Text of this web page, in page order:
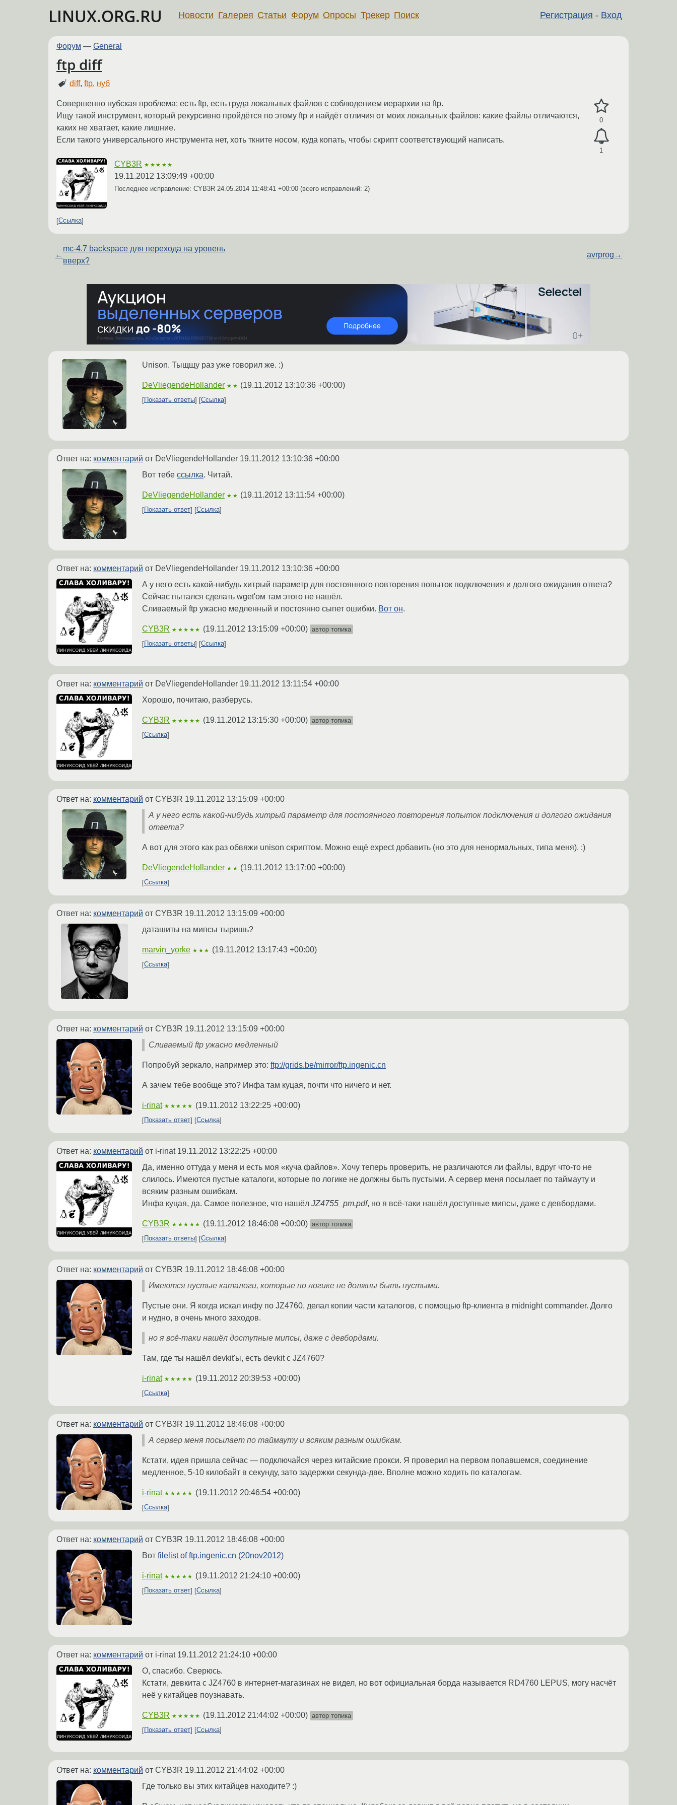
LINUX.ORG.RU Регистрация - Вход
Новости Галерея Статьи Форум Опросы Трекер Поиск
Форум — General
ftp diff
diff,ftp, нуб
0
1
Совершенно нубская проблема: есть ftp, есть груда локальных файлов с соблюдением иерархии на ftp.
Ищу такой инструмент, который рекурсивно пройдётся по этому ftp и найдёт отличия от моих локальных файлов: какие файлы отличаются,
каких не хватает, какие лишние.
Если такого универсального инструмента нет, хоть ткните носом, куда копать, чтобы скрипт соответствующий написать.
CYB3R ★★★★★
19.11.2012 13:09:49 +00:00
Последнее исправление: CYB3R 24.05.2014 11:48:41 +00:00 (всего исправлений: 2)
Ссылка
←
mc-4.7 backspace для перехода на уровень
вверх?
avrprog →
Unison. Тыщщу раз уже говорил же. :)
DeVliegendeHollander ★★ (19.11.2012 13:10:36 +00:00)
Показать ответы Ссылка
Ответ на: комментарий от DeVliegendeHollander 19.11.2012 13:10:36 +00:00
Вот тебе ссылка. Читай.
DeVliegendeHollander ★★ (19.11.2012 13:11:54 +00:00)
Показать ответ Ссылка
Ответ на: комментарий от DeVliegendeHollander 19.11.2012 13:10:36 +00:00
А у него есть какой-нибудь хитрый параметр для постоянного повторения попыток подключения и долгого ожидания ответа?
Сейчас пытался сделать wget'ом там этого не нашёл.
Сливаемый ftp ужасно медленный и постоянно сыпет ошибки. Вот он.
CYB3R ★★★★★ (19.11.2012 13:15:09 +00:00) автор топика
Показать ответы
Ссылка
Ответ на: комментарий от DeVliegendeHollander 19.11.2012 13:11:54 +00:00
Хорошо, почитаю, разберусь.
CYB3R ★★★★★ (19.11.2012 13:15:30 +00:00) автор топика
Ссылка
Ответ на: комментарий от CYB3R 19.11.2012 13:15:09 +00:00
А у него есть какой-нибудь хитрый параметр для постоянного повторения попыток подключения и долгого ожидания
ответа?
А вот для этого как раз обвяжи unison скриптом. Можно ещё expect добавить (но это для ненормальных, типа меня). :)
DeVliegendeHollander ★★ (19.11.2012 13:17:00 +00:00)
Ссылка
Ответ на: комментарий от CYB3R 19.11.2012 13:15:09 +00:00
даташиты на мипсы тыришь?
marvin_yorke ★★★ (19.11.2012 13:17:43 +00:00)
Ссылка
Ответ на: комментарий от CYB3R 19.11.2012 13:15:09 +00:00
Сливаемый ftp ужасно медленный
Попробуй зеркало, например это: ftp://grids.be/mirror/ftp.ingenic.cn
А зачем тебе вообще это? Инфа там куцая, почти что ничего и нет.
i-rinat ★★★★★ (19.11.2012 13:22:25 +00:00)
Показать ответ Ссылка
Ответ на: комментарий от i-rinat 19.11.2012 13:22:25 +00:00
Да, именно оттуда у меня и есть моя «куча файлов». Хочу теперь проверить, не различаются ли файлы, вдруг что-то не
слилось. Имеются пустые каталоги, которые по логике не должны быть пустыми. А сервер меня посылает по таймауту и
всяким разным ошибкам.
Инфа куцая, да. Самое полезное, что нашёл JZ4755_pm.pdf, но я всё-таки нашёл доступные мипсы, даже с девбордами.
CYB3R ★★★★★ (19.11.2012 18:46:08 +00:00) автор топика
Показать ответы
Ссылка
Ответ на: комментарий от CYB3R 19.11.2012 18:46:08 +00:00
Имеются пустые каталоги, которые по логике не должны быть пустыми.
Пустые они. Я когда искал инфу по JZ4760, делал копии части каталогов, с помощью ftp-клиента в midnight commander. Долго
и нудно, в очень много заходов.
но я всё-таки нашёл доступные мипсы, даже с девбордами.
Там, где ты нашёл devkit'ы, есть devkit с JZ4760?
i-rinat ★★★★★ (19.11.2012 20:39:53 +00:00)
Ссылка
Ответ на: комментарий от CYB3R 19.11.2012 18:46:08 +00:00
А сервер меня посылает по таймауту и всяким разным ошибкам.
Кстати, идея пришла сейчас — подключайся через китайские прокси. Я проверил на первом попавшемся, соединение
медленное, 5-10 килобайт в секунду, зато задержки секунда-две. Вполне можно ходить по каталогам.
i-rinat ★★★★★ (19.11.2012 20:46:54 +00:00)
Ссылка
Ответ на: комментарий от CYB3R 19.11.2012 18:46:08 +00:00
Вот filelist of ftp.ingenic.cn (20nov2012)
i-rinat ★★★★★ (19.11.2012 21:24:10 +00:00)
Показать ответ Ссылка
Ответ на: комментарий от i-rinat 19.11.2012 21:24:10 +00:00
О, спасибо. Сверюсь.
Кстати, девкита с JZ4760 в интернет-магазинах не видел, но вот официальная борда называется RD4760 LEPUS, могу насчёт
неё у китайцев поузнавать.
CYB3R ★★★★★ (19.11.2012 21:44:02 +00:00) автор топика
Показать ответ
Ссылка
Ответ на: комментарий от CYB3R 19.11.2012 21:44:02 +00:00
Где только вы этих китайцев находите? :)